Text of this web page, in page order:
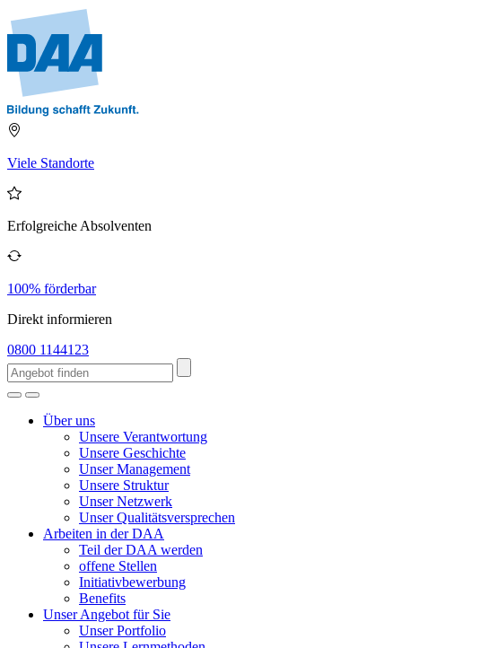
Viele Standorte
Erfolgreiche Absolventen
100% förderbar
Direkt informieren
0800 1144123
Über uns
Unsere Verantwortung
Unsere Geschichte
Unser Management
Unsere Struktur
Unser Netzwerk
Unser Qualitätsversprechen
Arbeiten in der DAA
Teil der DAA werden
offene Stellen
Initiativbewerbung
Benefits
Unser Angebot für Sie
Unser Portfolio